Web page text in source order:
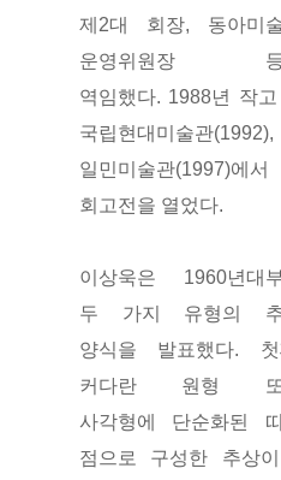
제2대 회장, 동아미
운영위원장 등
역임했다. 1988년 작
국립현대미술관(1992),
일민미술관(1997)에서
회고전을 열었다.
이상욱은 1960년대
두 가지 유형의
양식을 발표했다. 첫
커다란 원형 또
사각형에 단순화된
점으로 구성한 추상이